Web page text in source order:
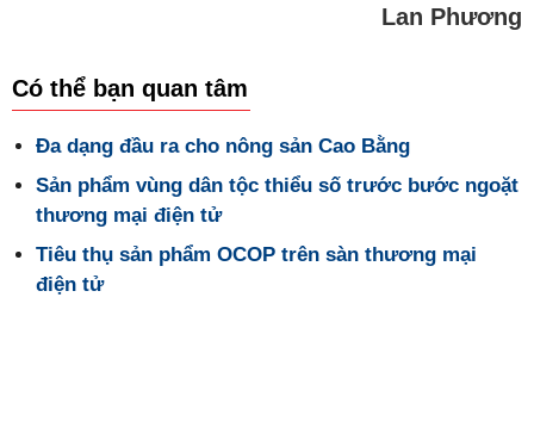
Lan Phương
Có thể bạn quan tâm
Đa dạng đầu ra cho nông sản Cao Bằng
Sản phẩm vùng dân tộc thiểu số trước bước ngoặt
thương mại điện tử
Tiêu thụ sản phẩm OCOP trên sàn thương mại
điện tử